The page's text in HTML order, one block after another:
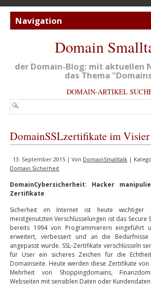
Domain
der Domain-Blog: mit aktuellen
das Thema
DOMAIN-ARTIKEL
DomainSSLzertifikate im
13. September 2015 | Von DomainSmalltalk |
Domain Sicherheit
DomainCybersicherheit: Hacker
Zertifikate
Sicherheit im Internet ist heute
meistgenutzten Verschlüsselungen ist das Secure
bereits 1994 von Programmierern eingeführt
erweitert, verbessert und an die
angepasst wurde. SSL-Zertifikate verschlüsseln
für User ein sicheres Zeichen für die
Domainseite. Heute werden diese Zertifikate
Mehrheit von Shoppingdomains,
Webseiten mit sensiblen Daten oder